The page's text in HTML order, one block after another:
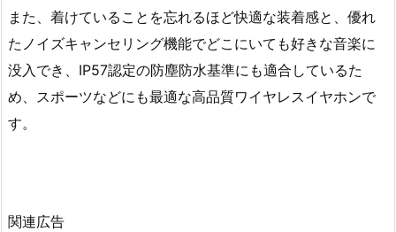
また、着けていることを忘れるほど快適な装着感と、優れ
たノイズキャンセリング機能でどこにいても好きな音楽に
没入でき、IP57認定の防塵防水基準にも適合しているた
め、スポーツなどにも最適な高品質ワイヤレスイヤホンで
す。
関連広告